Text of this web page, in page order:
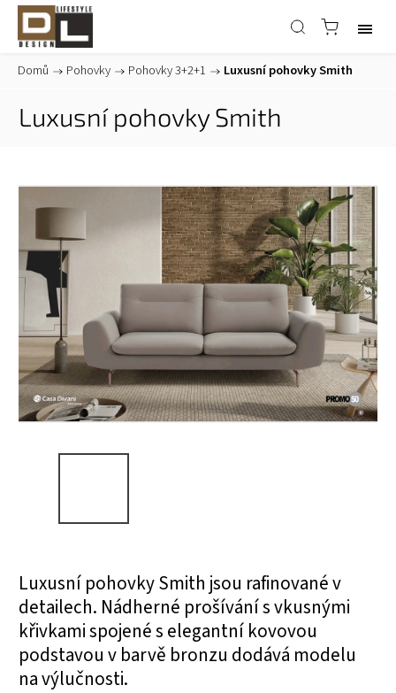
Domů / Pohovky / Pohovky 3+2+1 / Luxusní pohovky Smith
Luxusní pohovky Smith
Luxusní pohovky Smith jsou rafinované v
detailech. Nádherné prošívání s vkusnými
křivkami spojené s elegantní kovovou
podstavou v barvě bronzu dodává modelu
na výlučnosti.